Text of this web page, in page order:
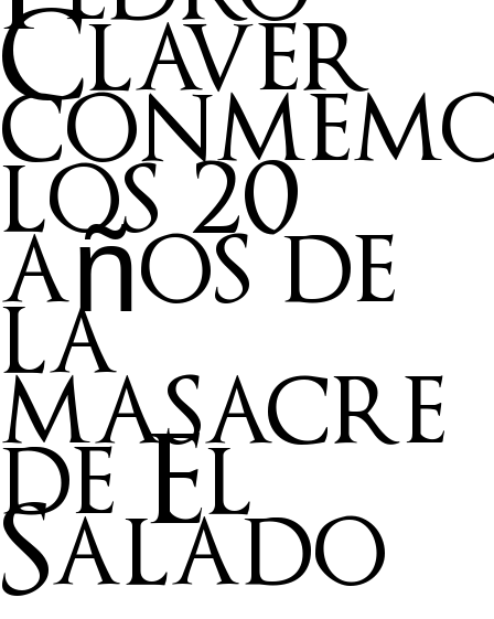
Claver
los 20
años de
la
masacre
de El
Salado